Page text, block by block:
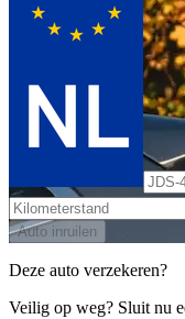
Auto inruilen
Deze auto verzekeren?
Veilig op weg? Sluit nu